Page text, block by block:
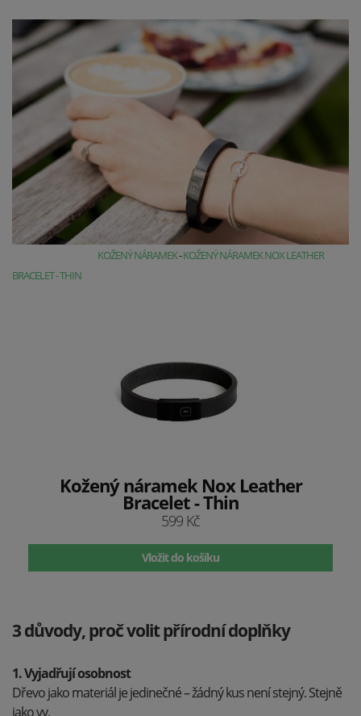
KOŽENÝ NÁRAMEK-KOŽENÝ NÁRAMEK NOX LEATHER
BRACELET - THIN
Kožený náramek Nox Leather
Bracelet - Thin
599 Kč
Vložit do košíku
3 důvody, proč volit přírodní doplňky
1. Vyjadřují osobnost
Dřevo jako materiál je jedinečné – žádný kus není stejný. Stejně
jako vy.